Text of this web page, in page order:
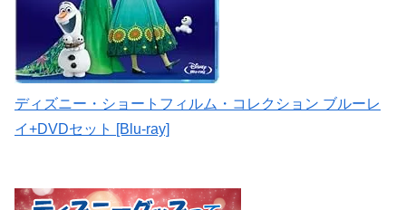
ディズニー・ショートフィルム・コレクション ブルーレ
イ+DVDセット [Blu-ray]